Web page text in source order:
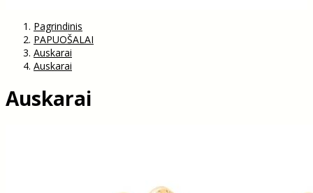
Pagrindinis
PAPUOŠALAI
Auskarai
Auskarai
Auskarai